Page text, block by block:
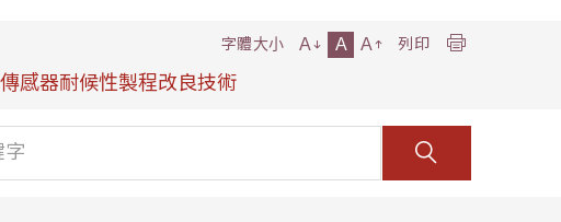
感器耐候性製程改良技術
字體大小 A A A 列印